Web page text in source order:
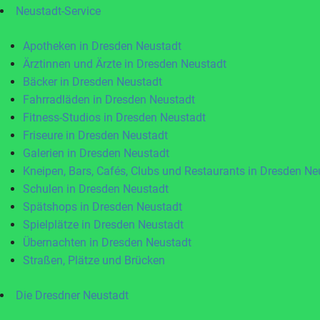
Neustadt-Service
Apotheken in Dresden Neustadt
Ärztinnen und Ärzte in Dresden Neustadt
Bäcker in Dresden Neustadt
Fahrradläden in Dresden Neustadt
Fitness-Studios in Dresden Neustadt
Friseure in Dresden Neustadt
Galerien in Dresden Neustadt
Kneipen, Bars, Cafés, Clubs und Restaurants in Dresden
Schulen in Dresden Neustadt
Spätshops in Dresden Neustadt
Spielplätze in Dresden Neustadt
Übernachten in Dresden Neustadt
Straßen, Plätze und Brücken
Die Dresdner Neustadt